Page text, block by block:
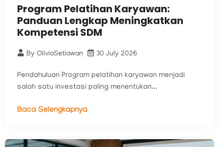
Program Pelatihan Karyawan:
Panduan Lengkap Meningkatkan
Kompetensi SDM
By OliviaSetiawan 30 July 2026
Pendahuluan Program pelatihan karyawan menjadi
salah satu investasi paling menentukan...
Baca Selengkapnya